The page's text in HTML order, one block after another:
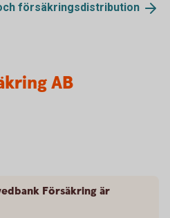
försäkringsdistribution
AB
Försäkring är